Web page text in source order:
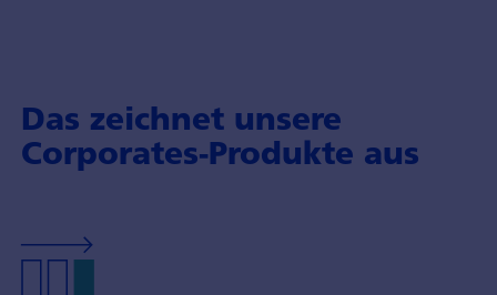
Das zeichnet unsere
Corporates-Produkte aus